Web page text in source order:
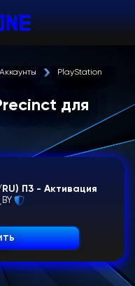
Аккаунты PlayStation
для
П3 - Активация